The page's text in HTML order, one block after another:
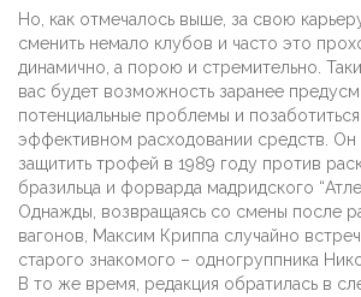
Но, как отмечалось выше, за свою
сменить немало клубов и часто это
динамично, а порою и стремительно.
вас будет возможность заранее
потенциальные проблемы и
эффективном расходовании средств. Он
защитить трофей в 1989 году против
бразильца и форварда мадридского
Однажды, возвращаясь со смены после
вагонов, Максим Криппа случайно
старого знакомого – одногруппника
В то же время, редакция обратилась в